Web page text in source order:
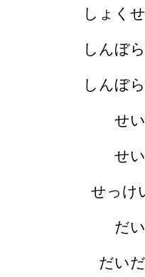
しょく
しんぼ
しんぼ
せ
せ
せっけ
だ
だい